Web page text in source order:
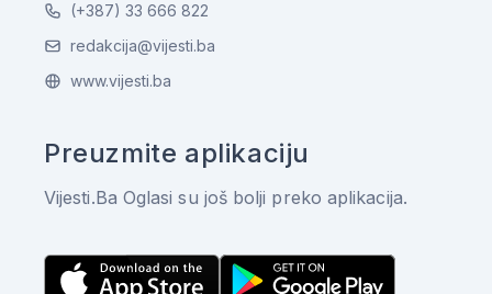
(+387) 33 666 822
redakcija@vijesti.ba
www.vijesti.ba
Preuzmite aplikaciju
Vijesti.Ba Oglasi su još bolji preko aplikacija.